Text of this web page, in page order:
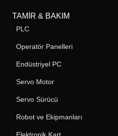
TAMIR & BAKIM
PLC
Operatör Panelleri
Endüstriyel PC
Servo Motor
Servo Sürücü
Robot ve Ekipmanları